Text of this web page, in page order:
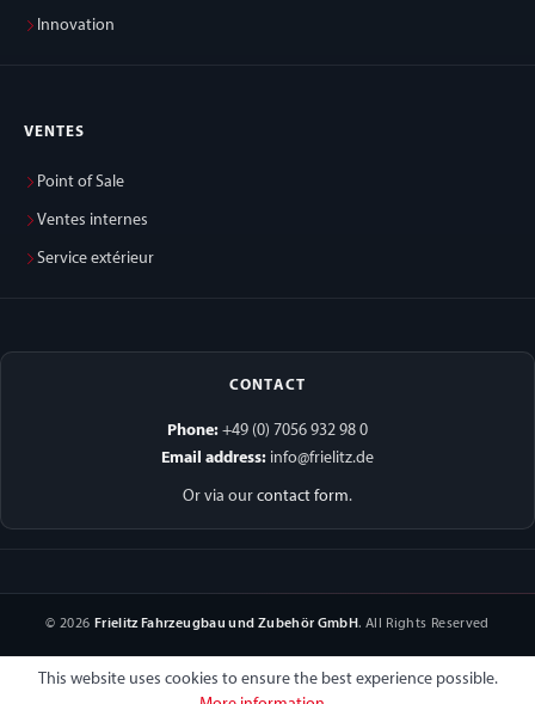
Innovation
VENTES
Point of Sale
Ventes internes
Service extérieur
CONTACT
Phone: +49 (0) 7056 932 98 0
Email address: info@frielitz.de
Or via our contact form.
© 2026 Frielitz Fahrzeugbau und Zubehör GmbH. All Rights Reserved
This website uses cookies to ensure the best experience possible.